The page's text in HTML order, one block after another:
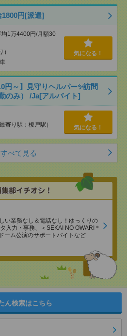
円[派遣]
1万4400円/月額30
気になる！
円～】見守りヘルパー✨訪問
のみ） /Ja[アルバイト]
寄り駅：榎戸駅） 気になる！
すべて見る
い業務なし＆電話なし！ゆっくりの
入力・事務、＜SEKAI NO OWARI＊
ーム公演のサポートバイトなど
ん検索はこちら